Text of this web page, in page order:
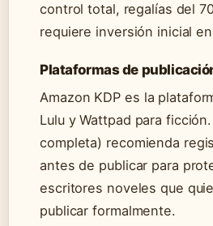
control total, regalías del
requiere inversión inicial
Plataformas de
Amazon KDP es la
Lulu y Wattpad para
completa) recomienda
antes de publicar para
escritores noveles que
publicar formalmente.